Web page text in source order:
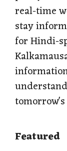
real-time
stay
for Hindi-
Featured